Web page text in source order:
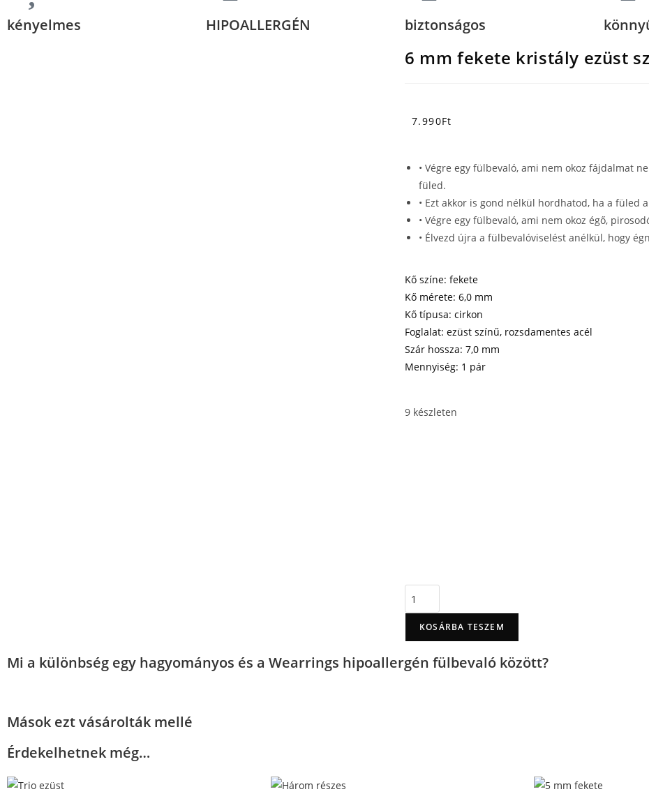
kényelmes HIPOALLERGÉN biztonságos
6 mm fekete kristály ezüst
7.990Ft
• Végre egy fülbevaló, ami nem okoz fájdalmat
füled.
• Ezt akkor is gond nélkül hordhatod, ha a füled
• Végre egy fülbevaló, ami nem okoz égő,
• Élvezd újra a fülbevalóviselést anélkül, hogy
Kő színe: fekete
Kő mérete: 6,0 mm
Kő típusa: cirkon
Foglalat: ezüst színű, rozsdamentes acél
Szár hossza: 7,0 mm
Mennyiség: 1 pár
9 készleten
KOSÁRBA TESZEM
Mi a különbség egy hagyományos és a Wearrings hipoallergén fülbevaló között?
Mások ezt vásárolták mellé
Érdekelhetnek még…